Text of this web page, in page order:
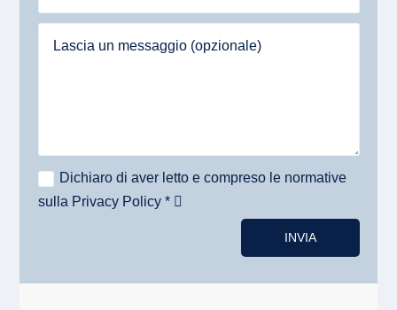
Dichiaro di aver letto e compreso le normative
sulla Privacy Policy *
INVIA